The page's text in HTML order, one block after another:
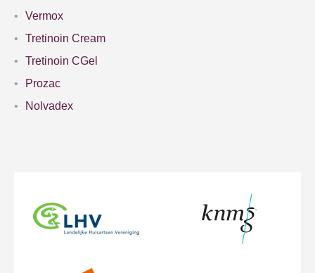
Vermox
Tretinoin Cream
Tretinoin CGel
Prozac
Nolvadex